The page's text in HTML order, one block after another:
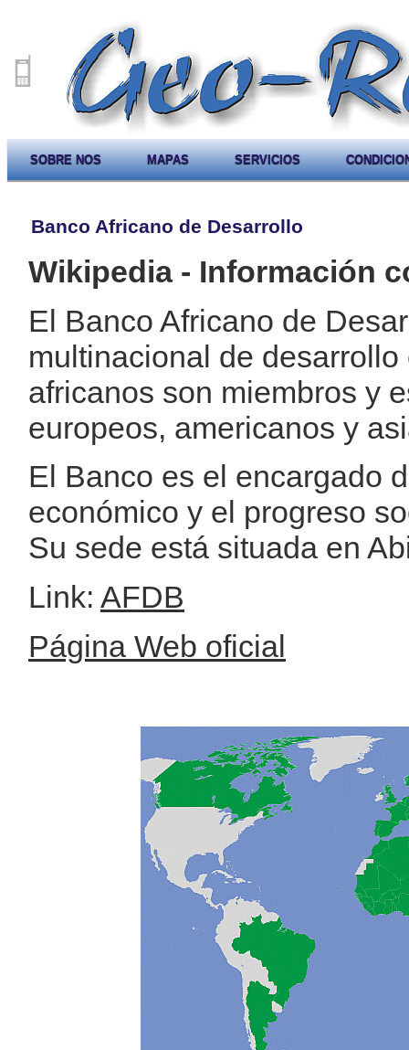
SOBRE NOS MAPAS SERVICIOS
Banco Africano de Desarrollo
Wikipedia - Información
El Banco Africano de
multinacional de
africanos son miembros y
europeos, americanos y
El Banco es el encargado
económico y el progreso
Su sede está situada en
Link: AFDB
Página Web oficial